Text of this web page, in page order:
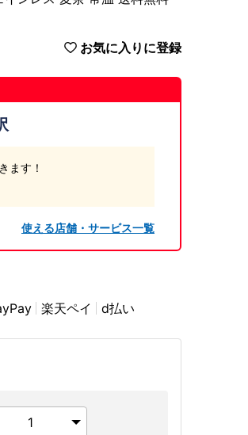
お気に入りに登録
ます！
使える店舗・サービス一覧
楽天ペイ d払い